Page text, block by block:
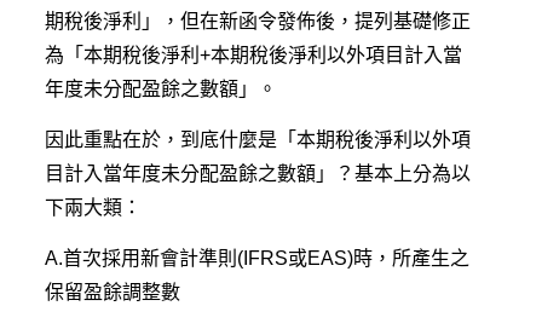
期稅後淨利」，但在新函令發佈後，提列基礎修正
為「本期稅後淨利+本期稅後淨利以外項目計入當
年度未分配盈餘之數額」。
因此重點在於，到底什麼是「本期稅後淨利以外項
目計入當年度未分配盈餘之數額」？基本上分為以
下兩大類：
A.首次採用新會計準則(IFRS或EAS)時，所產生之
保留盈餘調整數